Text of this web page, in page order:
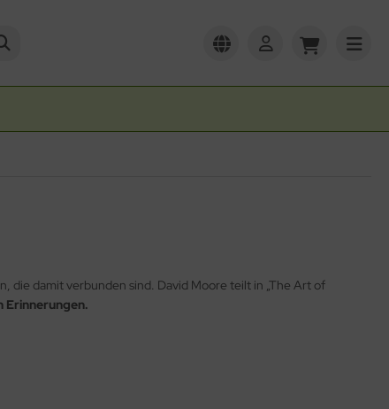
die damit verbunden sind. David Moore teilt in „The Art of
Erinnerungen.